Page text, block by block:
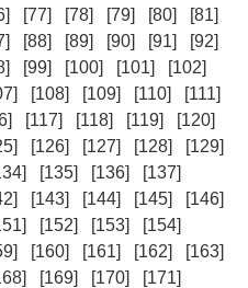
[77] [78] [79] [80]
[81]
[88] [89] [90] [91]
[92]
[99] [100] [101]
[102]
[108] [109] [110]
[111]
[117] [118] [119]
[120]
[126] [127] [128]
[129]
[135] [136]
[137]
[143] [144] [145]
[146]
[152] [153]
[154]
[160] [161] [162]
[163]
[169] [170]
[171]